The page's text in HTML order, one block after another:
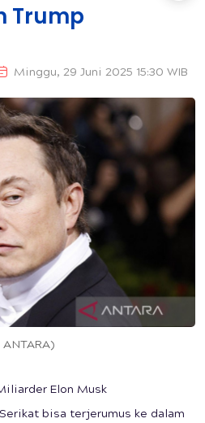
Trump
Minggu, 29 Juni 2025 15:30 WIB
Elon Musk
bisa terjerumus ke dalam